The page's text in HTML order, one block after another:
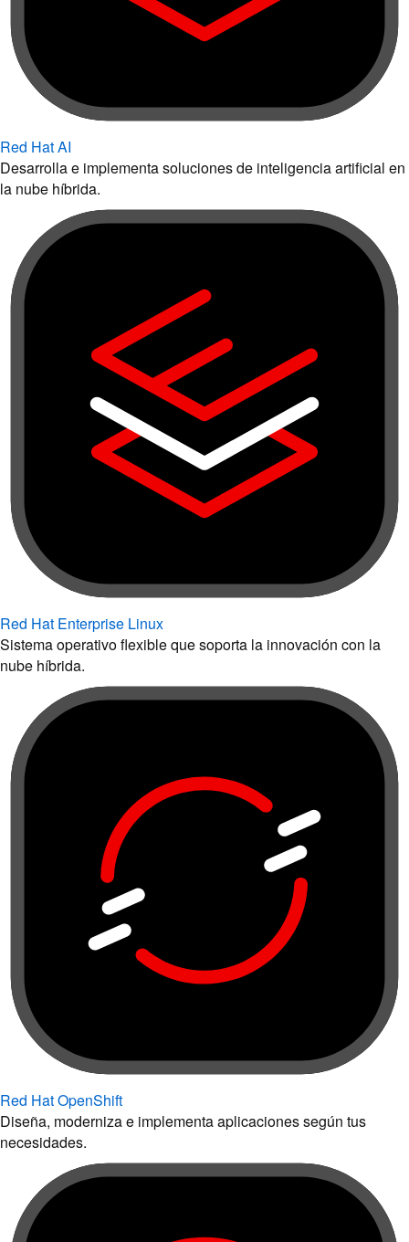
Red Hat AI
Desarrolla e implementa soluciones de inteligencia artificial en
la nube híbrida.
Red Hat Enterprise Linux
Sistema operativo flexible que soporta la innovación con la
nube híbrida.
Red Hat OpenShift
Diseña, moderniza e implementa aplicaciones según tus
necesidades.